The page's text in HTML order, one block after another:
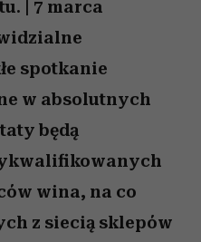
| 7 marca
spotkanie
w absolutnych
będą
wina, na co
z siecią sklepów